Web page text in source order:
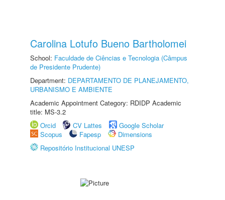
Carolina Lotufo Bueno Bartholomei
School: Faculdade de Ciências e Tecnologia (Câmpus
de Presidente Prudente)
Department: DEPARTAMENTO DE PLANEJAMENTO,
URBANISMO E AMBIENTE
Academic Appointment Category: RDIDP Academic
title: MS-3.2
Orcid
CV Lattes
Google Scholar
Scopus
Fapesp
Dimensions
Repositório Institucional UNESP